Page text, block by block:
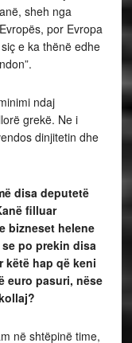
sheh nga
por Evropa
e ka thënë edhe
ndaj
grekë. Ne i
dinjitetin dhe
disa deputetë
filluar
bizneset helene
po prekin disa
këtë hap që keni
euro pasuri, nëse
në shtëpinë time,